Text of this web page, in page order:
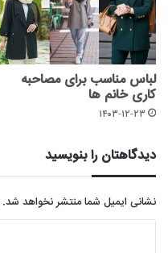
لباس مناسب برای مصاحبه
کاری خانم ها
۱۴۰۳-۱۲-۲۳
دیدگاهتان را بنویسید
نشانی ایمیل شما منتشر نخواهد شد.